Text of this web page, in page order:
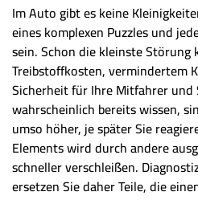
Im Auto gibt es keine
eines komplexen Puzzles und
sein. Schon die kleinste Störung
Treibstoffkosten, vermindertem
Sicherheit für Ihre Mitfahrer und
wahrscheinlich bereits wissen,
umso höher, je später Sie
Elements wird durch andere
schneller verschleißen.
ersetzen Sie daher Teile, die